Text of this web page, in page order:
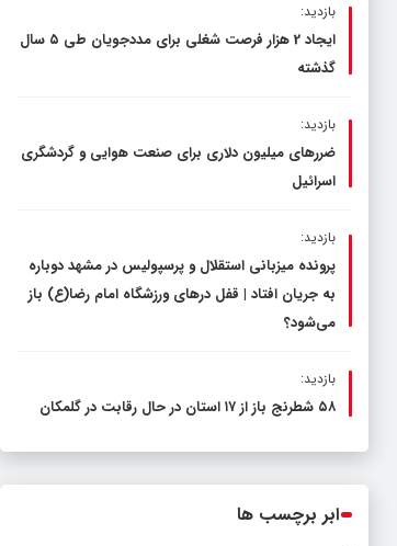
بازدید:
ایجاد 2 هزار فرصت شغلی برای مددجویان طی ۵ سال
گذشته
بازدید:
ضررهای میلیون دلاری برای صنعت هوایی و گردشگری
اسرائیل
بازدید:
پرونده میزبانی استقلال و پرسپولیس در مشهد دوباره
به جریان افتاد | قفل در‌های ورزشگاه امام رضا(ع) باز
می‌شود؟
بازدید:
۵۸ شطرنج‌ باز از ۱۷ استان در حال رقابت در گلمکان
ابر برچسب ها